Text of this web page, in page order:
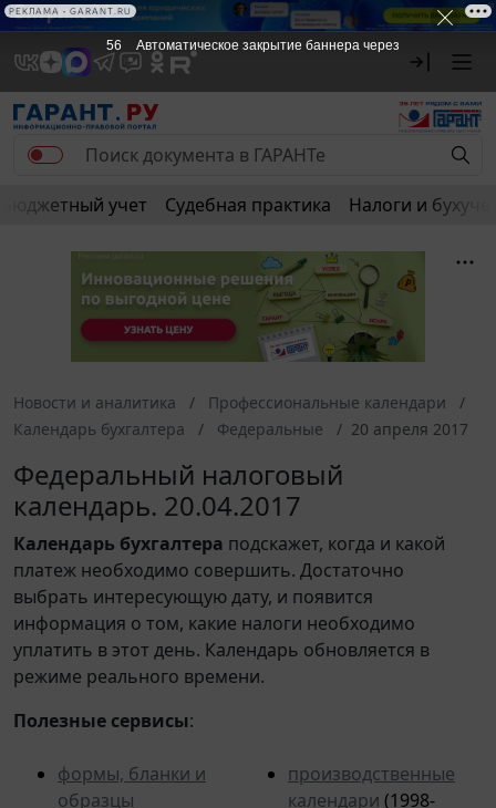
Бюджетный учет Судебная практика Налоги и
Новости и аналитика
Профессиональные календари
Календарь бухгалтера
Федеральные 20 апреля 2017
Федеральный налоговый
календарь. 20.04.2017
Календарь бухгалтера подскажет, когда и какой
платеж необходимо совершить. Достаточно
выбрать интересующую дату, и появится
информация о том, какие налоги необходимо
уплатить в этот день. Календарь обновляется в
режиме реального времени.
Полезные сервисы:
формы, бланки и
образцы
производственные
календари (1998-
55 Автоматическое закрытие баннера через
РЕКЛАМА • GARANT.RU